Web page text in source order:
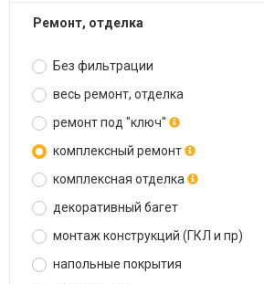
ремонт, отделка
Без фильтрации
весь ремонт, отделка
ремонт под "ключ"
комплексный ремонт
комплексная отделка
декоративный багет
монтаж конструкций (ГКЛ и пр)
напольные покрытия